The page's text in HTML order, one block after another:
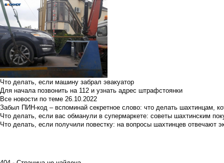
Что делать, если машину забрал эвакуатор
Для начала позвонить на 112 и узнать адрес штрафстоянки
Все новости по теме 26.10.2022
Забыл ПИН-код – вспоминай секретное слово: что делать шахтинцам,
Что делать, если вас обманули в супермаркете: советы шахтинским
Что делать, если получили повестку: на вопросы шахтинцев отвечают